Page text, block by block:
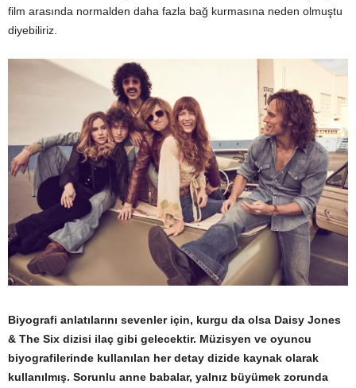
film arasında normalden daha fazla bağ kurmasına neden olmuştu
diyebiliriz.
Biyografi anlatılarını sevenler için, kurgu da olsa Daisy Jones
& The Six dizisi ilaç gibi gelecektir. Müzisyen ve oyuncu
biyografilerinde kullanılan her detay dizide kaynak olarak
kullanılmış. Sorunlu anne babalar, yalnız büyümek zorunda